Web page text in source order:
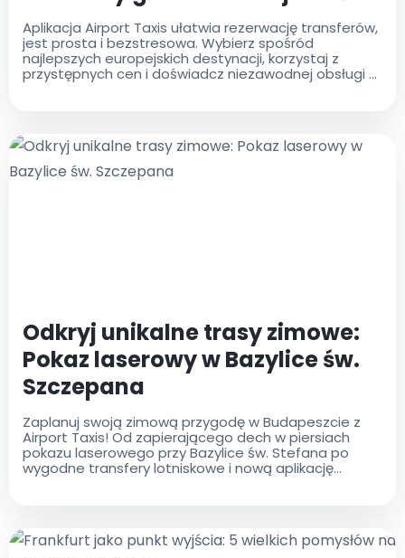
Aplikacja Airport Taxis ułatwia rezerwację transferów,
jest prosta i bezstresowa. Wybierz spośród
najlepszych europejskich destynacji, korzystaj z
przystępnych cen i doświadcz niezawodnej obsługi z
Odkryj unikalne trasy zimowe:
Pokaz laserowy w Bazylice św.
Szczepana
Zaplanuj swoją zimową przygodę w Budapeszcie z
Airport Taxis! Od zapierającego dech w piersiach
pokazu laserowego przy Bazylice św. Stefana po
wygodne transfery lotniskowe i nową aplikację